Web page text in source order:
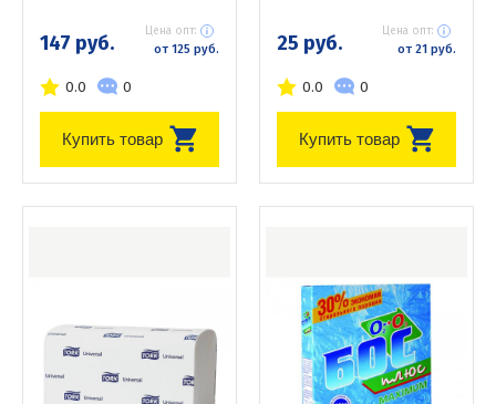
147 руб. Цена опт:
от 125 руб.
0.0 0
Купить товар
25 руб. Цена опт:
от 21 руб.
0.0 0
Купить товар